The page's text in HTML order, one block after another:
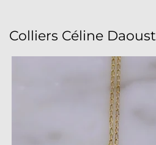
Colliers Céline Daoust